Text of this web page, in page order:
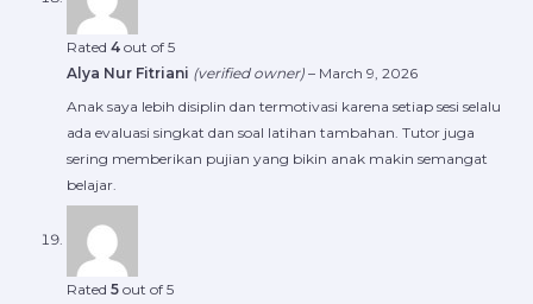
Rated 4 out of 5
Alya Nur Fitriani (verified owner) – March 9, 2026
Anak saya lebih disiplin dan termotivasi karena setiap sesi selalu
ada evaluasi singkat dan soal latihan tambahan. Tutor juga
sering memberikan pujian yang bikin anak makin semangat
belajar.
Rated 5 out of 5